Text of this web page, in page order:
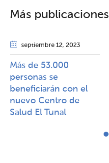
Más publicaciones
septiembre 12, 2023
Más de 53.000
personas se
beneficiarán con el
nuevo Centro de
Salud El Tunal